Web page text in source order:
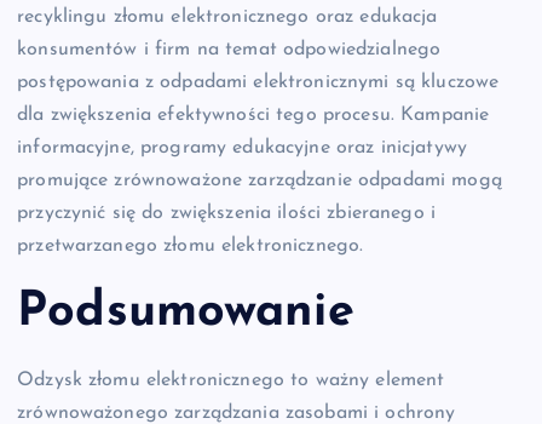
recyklingu złomu elektronicznego oraz edukacja
konsumentów i firm na temat odpowiedzialnego
postępowania z odpadami elektronicznymi są kluczowe
dla zwiększenia efektywności tego procesu. Kampanie
informacyjne, programy edukacyjne oraz inicjatywy
promujące zrównoważone zarządzanie odpadami mogą
przyczynić się do zwiększenia ilości zbieranego i
przetwarzanego złomu elektronicznego.
Podsumowanie
Odzysk złomu elektronicznego to ważny element
zrównoważonego zarządzania zasobami i ochrony